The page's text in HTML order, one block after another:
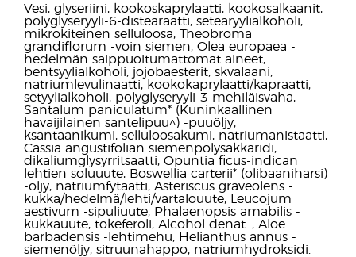
Vesi, glyseriini, kookoskaprylaatti, kookosalkaanit,
polyglyseryyli-6-distearaatti, setearyylialkoholi,
mikrokiteinen selluloosa, Theobroma
grandiflorum -voin siemen, Olea europaea -
hedelmän saippuoitumattomat aineet,
bentsyylialkoholi, jojobaesterit, skvalaani,
natriumlevulinaatti, kookokaprylaatti/kapraatti,
setyylialkoholi, polyglyseryyli-3 mehiläisvaha,
Santalum paniculatum* (Kuninkaallinen
havaijilainen santelipuu^) -puuöljy,
ksantaanikumi, selluloosakumi, natriumanistaatti,
Cassia angustifolian siemenpolysakkaridi,
dikaliumglysyrritsaatti, Opuntia ficus-indican
lehtien soluuute, Boswellia carterii* (olibaaniharsi)
-öljy, natriumfytaatti, Asteriscus graveolens -
kukka/hedelmä/lehti/vartalouute, Leucojum
aestivum -sipuliuute, Phalaenopsis amabilis -
kukkauute, tokeferoli, Alcohol denat. , Aloe
barbadensis -lehtimehu, Helianthus annus -
siemenöljy, sitruunahappo, natriumhydroksidi.